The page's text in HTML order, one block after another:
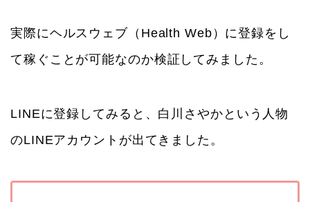
実際にヘルスウェブ（Health Web）に登録をし
て稼ぐことが可能なのか検証してみました。
LINEに登録してみると、白川さやかという人物
のLINEアカウントが出てきました。